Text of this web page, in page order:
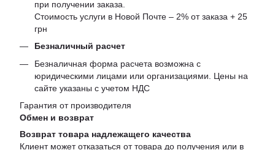
при получении заказа.
Стоимость услуги в Новой Почте – 2% от заказа + 25
грн
Безналичный расчет
Безналичная форма расчета возможна с
юридическими лицами или организациями. Цены на
сайте указаны с учетом НДС
Гарантия от производителя
Обмен и возврат
Возврат товара надлежащего качества
Клиент может отказаться от товара до получения или в